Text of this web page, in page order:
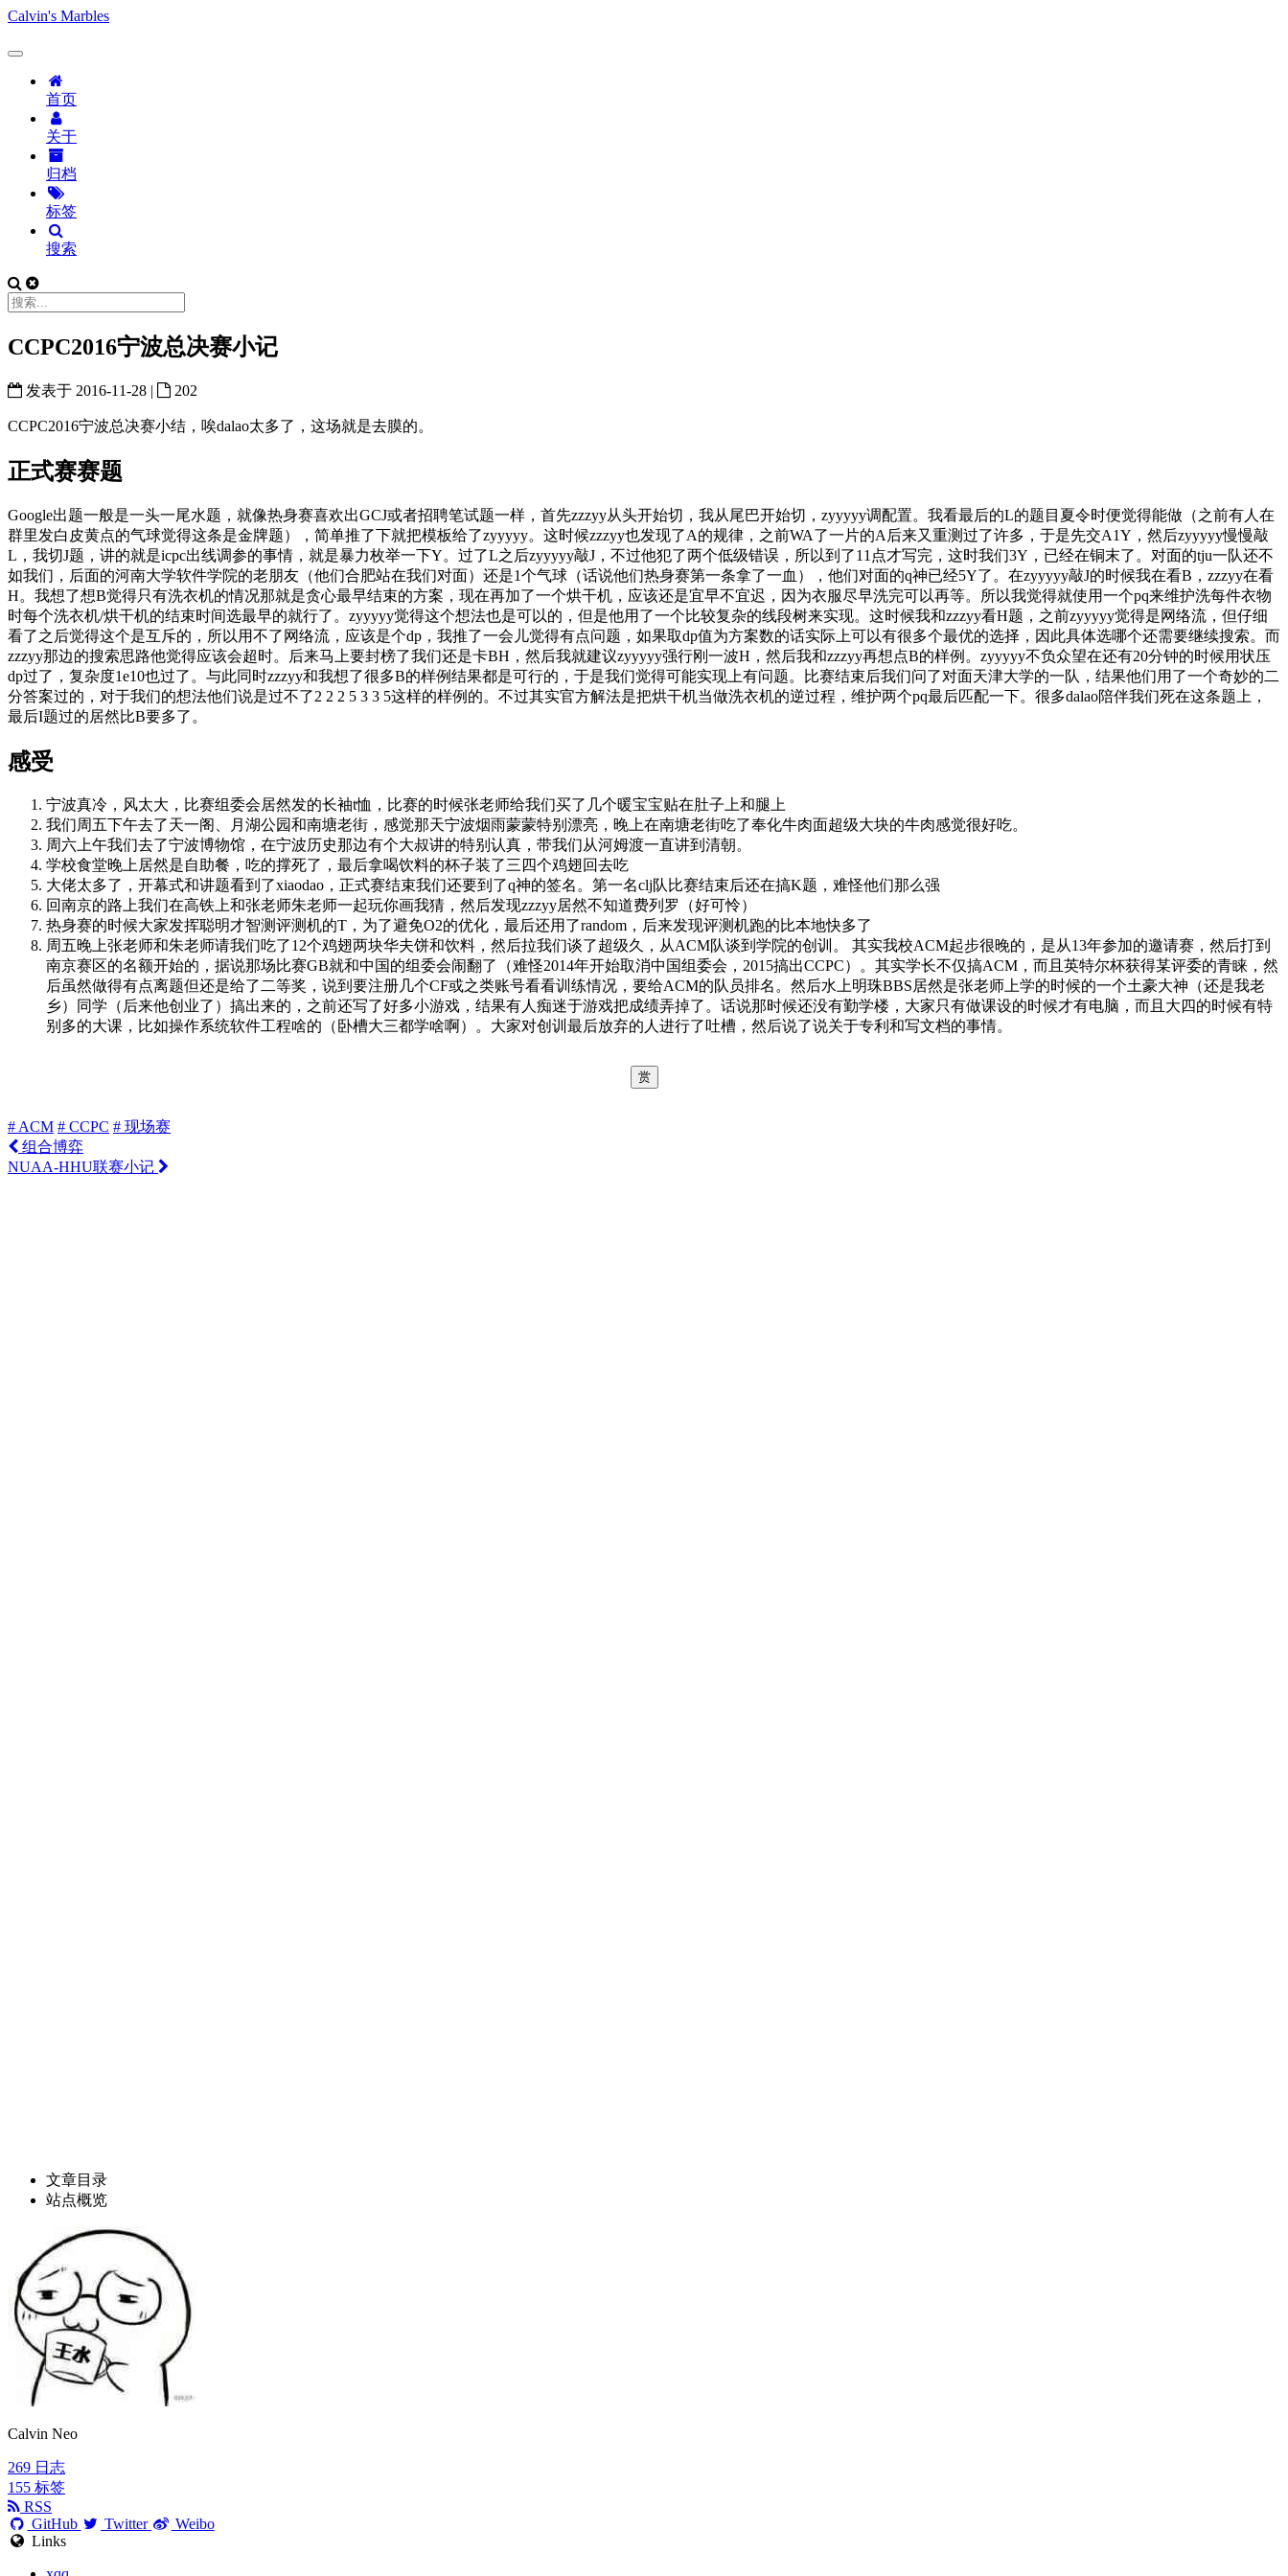
Calvin's Marbles
首页
关于
归档
标签
搜索
CCPC2016宁波总决赛小记
发表于 2016-11-28 | 202
CCPC2016宁波总决赛小结，唉dalao太多了，这场就是去膜的。
正式赛赛题
Google出题一般是一头一尾水题，就像热身赛喜欢出GCJ或者招聘笔试题一样，首先zzzyy从头开始切，我从尾巴开始切，zyyyyy调配置。我看最后的L的题目夏令时便觉得能做（之前有人在
群里发白皮黄点的气球觉得这条是金牌题），简单推了下就把模板给了zyyyyy。这时候zzzyy也发现了A的规律，之前WA了一片的A后来又重测过了许多，于是先交A1Y，然后zyyyyy慢慢敲
L，我切J题，讲的就是icpc出线调参的事情，就是暴力枚举一下Y。过了L之后zyyyyy敲J，不过他犯了两个低级错误，所以到了11点才写完，这时我们3Y，已经在铜末了。对面的tju一队还不
如我们，后面的河南大学软件学院的老朋友（他们合肥站在我们对面）还是1个气球（话说他们热身赛第一条拿了一血），他们对面的q神已经5Y了。在zyyyyy敲J的时候我在看B，zzzyy在看
H。我想了想B觉得只有洗衣机的情况那就是贪心最早结束的方案，现在再加了一个烘干机，应该还是宜早不宜迟，因为衣服尽早洗完可以再等。所以我觉得就使用一个pq来维护洗每件衣物
时每个洗衣机/烘干机的结束时间选最早的就行了。zyyyyy觉得这个想法也是可以的，但是他用了一个比较复杂的线段树来实现。这时候我和zzzyy看H题，之前zyyyyy觉得是网络流，但仔细
看了之后觉得这个是互斥的，所以用不了网络流，应该是个dp，我推了一会儿觉得有点问题，如果取dp值为方案数的话实际上可以有很多个最优的选择，因此具体选哪个还需要继续搜索。而
zzzyy那边的搜索思路他觉得应该会超时。后来马上要封榜了我们还是卡BH，然后我就建议zyyyyy强行刚一波H，然后我和zzzyy再想点B的样例。zyyyyy不负众望在还有20分钟的时候用状压
dp过了，复杂度1e10也过了。与此同时zzzyy和我想了很多B的样例结果都是可行的，于是我们觉得可能实现上有问题。比赛结束后我们问了对面天津大学的一队，结果他们用了一个奇妙的二
分答案过的，对于我们的想法他们说是过不了2 2 2 5 3 3 5这样的样例的。不过其实官方解法是把烘干机当做洗衣机的逆过程，维护两个pq最后匹配一下。很多dalao陪伴我们死在这条题上，
最后I题过的居然比B要多了。
感受
宁波真冷，风太大，比赛组委会居然发的长袖t恤，比赛的时候张老师给我们买了几个暖宝宝贴在肚子上和腿上
我们周五下午去了天一阁、月湖公园和南塘老街，感觉那天宁波烟雨蒙蒙特别漂亮，晚上在南塘老街吃了奉化牛肉面超级大块的牛肉感觉很好吃。
周六上午我们去了宁波博物馆，在宁波历史那边有个大叔讲的特别认真，带我们从河姆渡一直讲到清朝。
学校食堂晚上居然是自助餐，吃的撑死了，最后拿喝饮料的杯子装了三四个鸡翅回去吃
大佬太多了，开幕式和讲题看到了xiaodao，正式赛结束我们还要到了q神的签名。第一名clj队比赛结束后还在搞K题，难怪他们那么强
回南京的路上我们在高铁上和张老师朱老师一起玩你画我猜，然后发现zzzyy居然不知道费列罗（好可怜）
热身赛的时候大家发挥聪明才智测评测机的T，为了避免O2的优化，最后还用了random，后来发现评测机跑的比本地快多了
周五晚上张老师和朱老师请我们吃了12个鸡翅两块华夫饼和饮料，然后拉我们谈了超级久，从ACM队谈到学院的创训。 其实我校ACM起步很晚的，是从13年参加的邀请赛，然后打到
南京赛区的名额开始的，据说那场比赛GB就和中国的组委会闹翻了（难怪2014年开始取消中国组委会，2015搞出CCPC）。其实学长不仅搞ACM，而且英特尔杯获得某评委的青睐，然
后虽然做得有点离题但还是给了二等奖，说到要注册几个CF或之类账号看看训练情况，要给ACM的队员排名。然后水上明珠BBS居然是张老师上学的时候的一个土豪大神（还是我老
乡）同学（后来他创业了）搞出来的，之前还写了好多小游戏，结果有人痴迷于游戏把成绩弄掉了。话说那时候还没有勤学楼，大家只有做课设的时候才有电脑，而且大四的时候有特
别多的大课，比如操作系统软件工程啥的（卧槽大三都学啥啊）。大家对创训最后放弃的人进行了吐槽，然后说了说关于专利和写文档的事情。
赏
# ACM # CCPC # 现场赛
组合博弈
NUAA-HHU联赛小记
文章目录
站点概览
Calvin Neo
269 日志
155 标签
RSS
GitHub
Twitter
Weibo
Links